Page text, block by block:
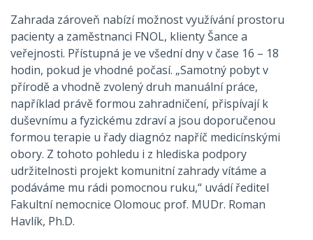
Zahrada zároveň nabízí možnost využívání prostoru
pacienty a zaměstnanci FNOL, klienty Šance a
veřejnosti. Přístupná je ve všední dny v čase 16 – 18
hodin, pokud je vhodné počasí. „Samotný pobyt v
přírodě a vhodně zvolený druh manuální práce,
například právě formou zahradničení, přispívají k
duševnímu a fyzickému zdraví a jsou doporučenou
formou terapie u řady diagnóz napříč medicínskými
obory. Z tohoto pohledu i z hlediska podpory
udržitelnosti projekt komunitní zahrady vítáme a
podáváme mu rádi pomocnou ruku,“ uvádí ředitel
Fakultní nemocnice Olomouc prof. MUDr. Roman
Havlík, Ph.D.